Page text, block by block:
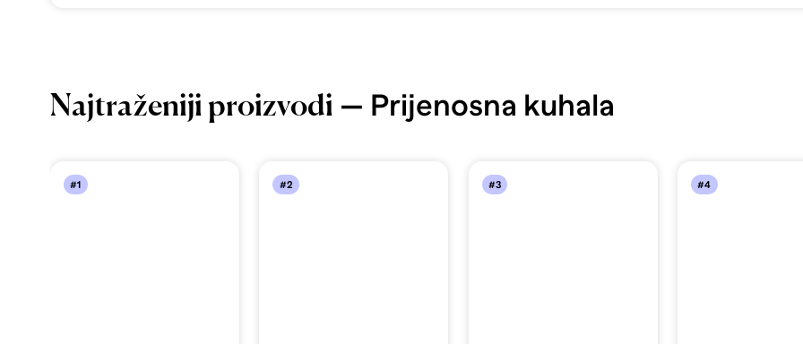
Najtraženiji proizvodi — Prijenosna kuhala
#1 #2 #3 #4